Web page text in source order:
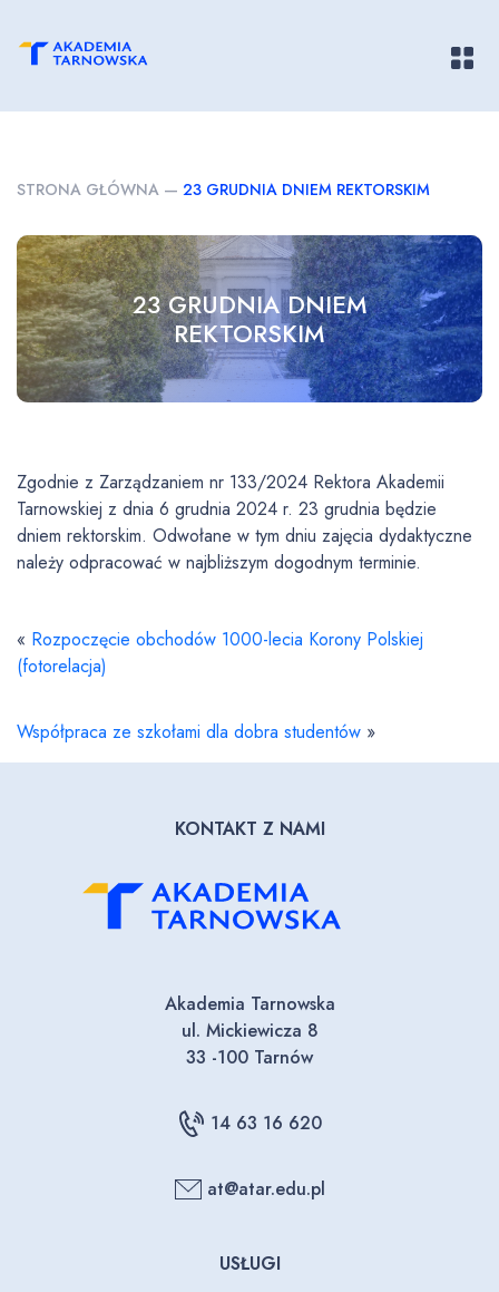
STRONA GŁÓWNA — 23 GRUDNIA DNIEM REKTORSKIM
23 GRUDNIA DNIEM
REKTORSKIM
Zgodnie z Zarządzaniem nr 133/2024 Rektora Akademii
Tarnowskiej z dnia 6 grudnia 2024 r. 23 grudnia będzie
dniem rektorskim. Odwołane w tym dniu zajęcia dydaktyczne
należy odpracować w najbliższym dogodnym terminie.
« Rozpoczęcie obchodów 1000-lecia Korony Polskiej
(fotorelacja)
Współpraca ze szkołami dla dobra studentów »
KONTAKT Z NAMI
Akademia Tarnowska
ul. Mickiewicza 8
33 -100 Tarnów
14 63 16 620
at@atar.edu.pl
USŁUGI